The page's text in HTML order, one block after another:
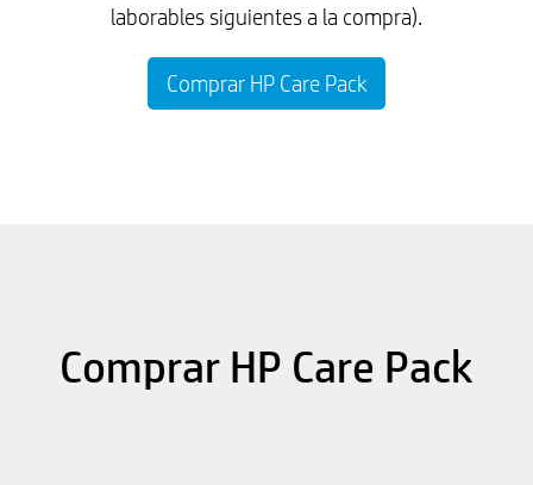
laborables siguientes a la compra).
Comprar HP Care Pack
Comprar HP Care Pack